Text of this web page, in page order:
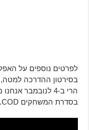
לפרטים נוספים על
בסירטון ההדרכה למטה,
הרי ב-4 לנובמבר
בסדרת המשחקים COD.